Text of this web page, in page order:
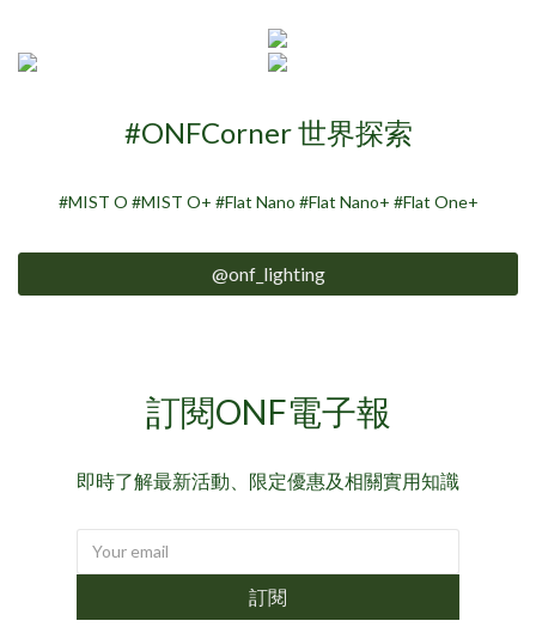
#ONFCorner 世界探索
#MIST O #MIST O+ #Flat Nano #Flat Nano+ #Flat One+
@onf_lighting
訂閱ONF電子報
即時了解最新活動、限定優惠及相關實用知識
訂閱